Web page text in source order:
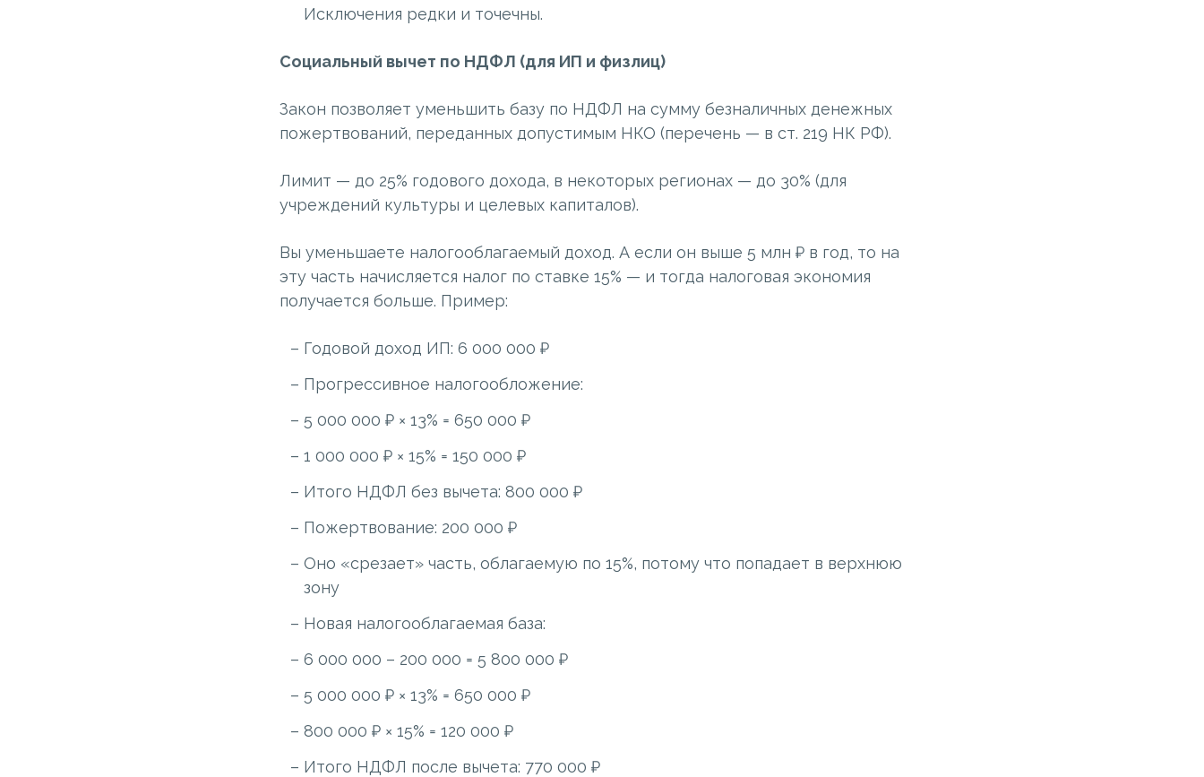
Исключения редки и точечны.
Социальный вычет по НДФЛ (для ИП и физлиц)
Закон позволяет уменьшить базу по НДФЛ на сумму безналичных денежных
пожертвований, переданных допустимым НКО (перечень — в ст. 219 НК РФ).
Лимит — до 25% годового дохода, в некоторых регионах — до 30% (для
учреждений культуры и целевых капиталов).
Вы уменьшаете налогооблагаемый доход. А если он выше 5 млн ₽ в год, то на
эту часть начисляется налог по ставке 15% — и тогда налоговая экономия
получается больше. Пример:
Годовой доход ИП: 6 000 000 ₽
Прогрессивное налогообложение:
5 000 000 ₽ × 13% = 650 000 ₽
1 000 000 ₽ × 15% = 150 000 ₽
Итого НДФЛ без вычета: 800 000 ₽
Пожертвование: 200 000 ₽
Оно «срезает» часть, облагаемую по 15%, потому что попадает в верхнюю
зону
Новая налогооблагаемая база:
6 000 000 – 200 000 = 5 800 000 ₽
5 000 000 ₽ × 13% = 650 000 ₽
800 000 ₽ × 15% = 120 000 ₽
Итого НДФЛ после вычета: 770 000 ₽